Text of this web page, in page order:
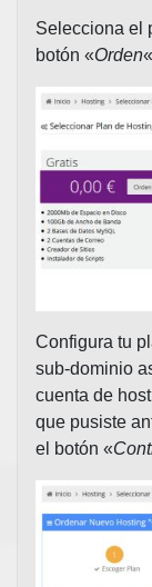
Selecciona el
botón «Orden
Configura tu
sub-dominio
cuenta de
que pusiste
el botón «